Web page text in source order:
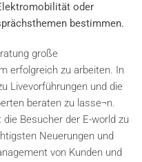
oder
bestimmen.
große
erfolgreich zu arbeiten. In
Livevorführungen und die
beraten zu lasse¬n.
Besucher der E-world zu
Neuerungen und
von Kunden und